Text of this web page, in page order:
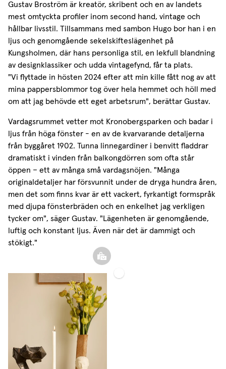
Gustav Broström är kreatör, skribent och en av landets
mest omtyckta profiler inom second hand, vintage och
hållbar livsstil. Tillsammans med sambon Hugo bor han i en
ljus och genomgående sekelskifteslägenhet på
Kungsholmen, där hans personliga stil, en lekfull blandning
av designklassiker och udda vintagefynd, får ta plats.
"Vi flyttade in hösten 2024 efter att min kille fått nog av att
mina pappersblommor tog över hela hemmet och höll med
om att jag behövde ett eget arbetsrum", berättar Gustav.
Vardagsrummet vetter mot Kronobergsparken och badar i
ljus från höga fönster - en av de kvarvarande detaljerna
från byggåret 1902. Tunna linnegardiner i benvitt fladdrar
dramatiskt i vinden från balkongdörren som ofta står
öppen – ett av många små vardagsnöjen. "Många
originaldetaljer har försvunnit under de dryga hundra åren,
men det som finns kvar är ett vackert, fyrkantigt formspråk
med djupa fönsterbräden och en enkelhet jag verkligen
tycker om", säger Gustav. "Lägenheten är genomgående,
luftig och konstant ljus. Även när det är dammigt och
stökigt."
Tunn
Linnegardin
Måttbeställd
Gardinskena